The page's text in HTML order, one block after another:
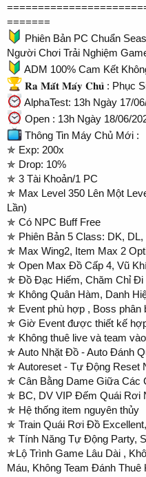
=======
Phiên Bản PC Chuẩn
Người Chơi Trải Nghiệm
ADM 100% Cam Kết
𝐑𝐚 𝐌𝐚̆́𝐭 𝐌𝐚́𝐲 𝐂𝐡𝐮̉ : Phục
AlphaTest: 13h Ngày 17/
Open : 13h Ngày 18/06/
Thông Tin Máy Chủ Mới :
✯ Exp: 200x
✯ Drop: 10%
✯ 3 Tài Khoản/1 PC
✯ Max Level 350 Lên Một
Lần)
✯ Có NPC Buff Free
✯ Phiên Bản 5 Class: DK, DL,
✯ Max Wing2, Item Max 2
✯ Open Max Đồ Cấp 4, Vũ
✯ Đồ Đạc Hiếm, Chăm Chỉ Đi
✯ Không Quân Hàm, Danh
✯ Event phù hợp , Boss phân
✯ Giờ Event được thiết kế
✯ Không thuê live và team
✯ Auto Nhặt Đồ - Auto Đánh
✯ Autoreset - Tự Động Reset
✯ Cân Bằng Dame Giữa Các
✯ BC, DV VIP Đếm Quái Rơi
✯ Hệ thống item nguyên thủy
✯ Train Quái Rơi Đồ
✯ Tính Năng Tự Động Party,
✯Lộ Trình Game Lâu Dài ,
Máu, Không Team Đánh Thuê